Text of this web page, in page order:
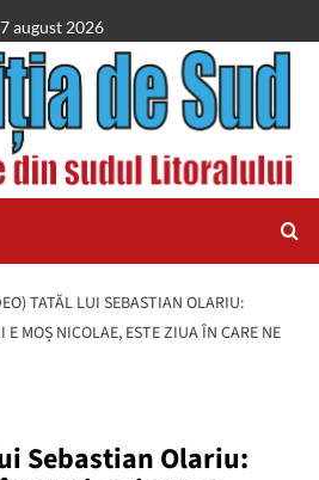
7 august 2026
TATĂL LUI SEBASTIAN OLARIU:
MOȘ NICOLAE, ESTE ZIUA ÎN CARE NE
Sebastian Olariu: